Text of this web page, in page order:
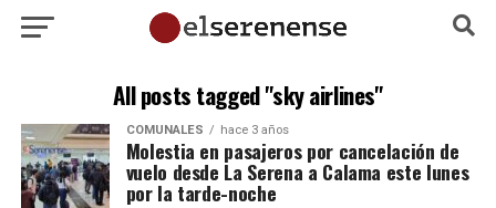
All posts tagged "sky airlines"
COMUNALES hace 3 años
Molestia en pasajeros por cancelación de
vuelo desde La Serena a Calama este lunes
por la tarde-noche